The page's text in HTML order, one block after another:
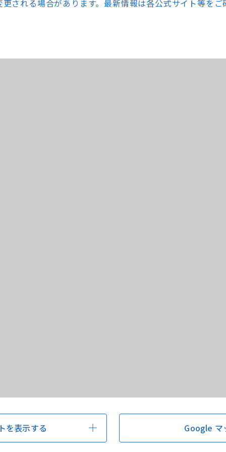
される場合があります。最新情報は各公式サイト等をご
を表示する Google マ